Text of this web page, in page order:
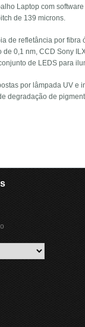
Laptop com
de 139 microns.
de refletância por
de 0,1 nm, CCD Sony
de LEDS para
por lâmpada UV
degradação de